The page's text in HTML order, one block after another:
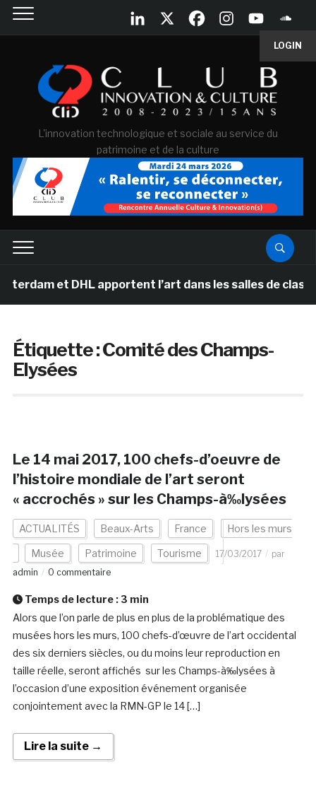
LOGIN
L'innovation technologique et sociale au service du
patrimoine et de la culture
et DHL apportent l’art dans les salles de classe
Étiquette :Comité des Champs-
Elysées
Le 14 mai 2017, 100 chefs-d’oeuvre de
l’histoire mondiale de l’art seront
« accrochés » sur les Champs-à‰lysées
ACTUALITÉS Beaux-Arts France Hors les murs
Musée Patrimoine Tourisme 17/03/2017
par
admin
0 commentaire
Temps de lecture : 3 min
Alors que l’on parle de plus en plus de la problématique des
musées hors les murs, 100 chefs-d’œuvre de l’art occidental
des six derniers siècles, ou du moins leur reproduction en
taille réelle, seront affichés sur les Champs-à‰lysées à
l’occasion d’une exposition événement organisée
conjointement avec la RMN-GP le 14 […]
Lire la suite →